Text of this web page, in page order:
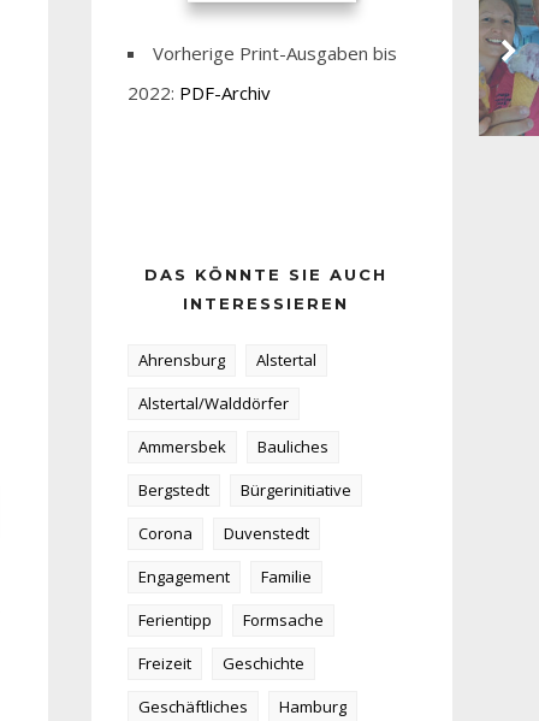
Vorherige Print-Ausgaben bis
2022: PDF-Archiv
DAS KÖNNTE SIE AUCH
INTERESSIEREN
Ahrensburg
Alstertal
Alstertal/Walddörfer
Ammersbek
Bauliches
Bergstedt
Bürgerinitiative
Corona
Duvenstedt
Engagement
Familie
Ferientipp
Formsache
Freizeit
Geschichte
Geschäftliches
Hamburg